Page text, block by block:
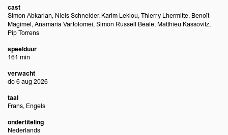
cast
Simon Abkarian, Niels Schneider, Karim Leklou, Thierry Lhermitte, Benoît
Magimel, Anamaria Vartolomei, Simon Russell Beale, Matthieu Kassovitz,
Pip Torrens
speelduur
161 min
verwacht
do 6 aug 2026
taal
Frans, Engels
ondertiteling
Nederlands